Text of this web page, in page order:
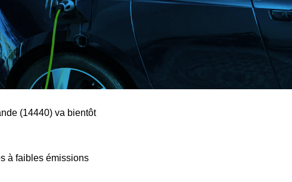
(14440) va bientôt
à faibles émissions